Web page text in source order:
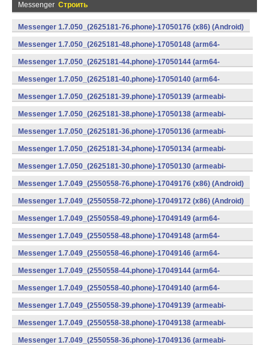
Messenger Строить
Messenger 1.7.050_(2625181-76.phone)-17050176 (x86) (Android)
Messenger 1.7.050_(2625181-48.phone)-17050148 (arm64-
v8a) (Android)
Messenger 1.7.050_(2625181-44.phone)-17050144 (arm64-
v8a) (Android)
Messenger 1.7.050_(2625181-40.phone)-17050140 (arm64-
v8a) (Android)
Messenger 1.7.050_(2625181-39.phone)-17050139 (armeabi-
v7a) (Android)
Messenger 1.7.050_(2625181-38.phone)-17050138 (armeabi-
v7a) (Android)
Messenger 1.7.050_(2625181-36.phone)-17050136 (armeabi-
v7a) (Android)
Messenger 1.7.050_(2625181-34.phone)-17050134 (armeabi-
v7a) (Android)
Messenger 1.7.050_(2625181-30.phone)-17050130 (armeabi-
v7a) (Android)
Messenger 1.7.049_(2550558-76.phone)-17049176 (x86) (Android)
Messenger 1.7.049_(2550558-72.phone)-17049172 (x86) (Android)
Messenger 1.7.049_(2550558-49.phone)-17049149 (arm64-
v8a) (Android)
Messenger 1.7.049_(2550558-48.phone)-17049148 (arm64-
v8a) (Android)
Messenger 1.7.049_(2550558-46.phone)-17049146 (arm64-
v8a) (Android)
Messenger 1.7.049_(2550558-44.phone)-17049144 (arm64-
v8a) (Android)
Messenger 1.7.049_(2550558-40.phone)-17049140 (arm64-
v8a) (Android)
Messenger 1.7.049_(2550558-39.phone)-17049139 (armeabi-
v7a) (Android)
Messenger 1.7.049_(2550558-38.phone)-17049138 (armeabi-
v7a) (Android)
Messenger 1.7.049_(2550558-36.phone)-17049136 (armeabi-